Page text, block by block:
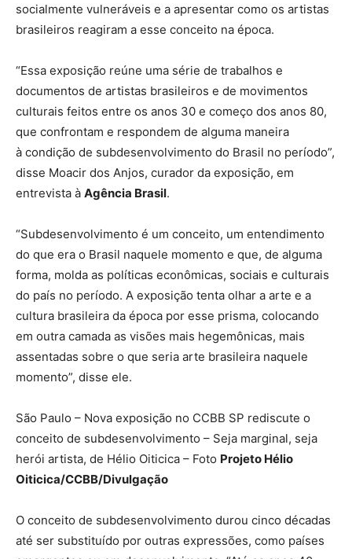
socialmente vulneráveis e a apresentar como os artistas
brasileiros reagiram a esse conceito na época.
“Essa exposição reúne uma série de trabalhos e
documentos de artistas brasileiros e de movimentos
culturais feitos entre os anos 30 e começo dos anos 80,
que confrontam e respondem de alguma maneira
à condição de subdesenvolvimento do Brasil no período”,
disse Moacir dos Anjos, curador da exposição, em
entrevista à Agência Brasil.
“Subdesenvolvimento é um conceito, um entendimento
do que era o Brasil naquele momento e que, de alguma
forma, molda as políticas econômicas, sociais e culturais
do país no período. A exposição tenta olhar a arte e a
cultura brasileira da época por esse prisma, colocando
em outra camada as visões mais hegemônicas, mais
assentadas sobre o que seria arte brasileira naquele
momento”, disse ele.
São Paulo – Nova exposição no CCBB SP rediscute o
conceito de subdesenvolvimento – Seja marginal, seja
herói artista, de Hélio Oiticica – Foto Projeto Hélio
Oiticica/CCBB/Divulgação
O conceito de subdesenvolvimento durou cinco décadas
até ser substituído por outras expressões, como países